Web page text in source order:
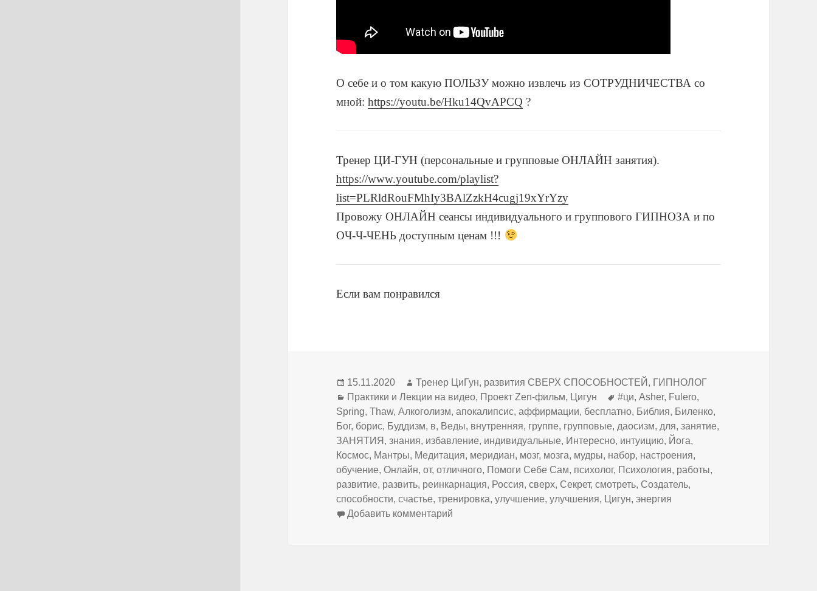
О себе и о том какую ПОЛЬЗУ можно извлечь из СОТРУДНИЧЕСТВА со
мной:https://youtu.be/Hku14QvAPCQ ?
Тренер ЦИ-ГУН (персональные и групповые ОНЛАЙН занятия).
https://www.youtube.com/playlist?
list=PLRldRouFMhIy3BAlZzkH4cugj19xYrYzy
Провожу ОНЛАЙН сеансы индивидуального и группового ГИПНОЗА и по
ОЧ-Ч-ЧЕНЬ доступным ценам !!!
Если вам понравился
Опубликовано
15.11.2020 Автор
Тренер ЦиГун, развития СВЕРХ СПОСОБНОСТЕЙ, ГИПНОЛОГ
Рубрики
Практики и Лекции на видео, Проект Zen-фильм, Цигун Метки
#ци,Asher, Fulero,
Spring,Thaw,Алкоголизм,апокалипсис,аффирмации, бесплатно, Библия, Биленко,
Бог, борис, Буддизм, в, Веды, внутренняя, группе, групповые, даосизм, для,занятие,
ЗАНЯТИЯ ,знания, избавление, индивидуальные, Интересно, интуицию, Йога,
Космос, Мантры, Медитация, меридиан, мозг, мозга, мудры, набор, настроения,
обучение,Онлайн,от,отличного, Помоги Себе Сам, психолог, Психология, работы,
развитие, развить, реинкарнация, Россия,сверх, Секрет,смотреть, Создатель,
способности,счастье,тренировка,улучшение,улучшения, Цигун,энергия
Добавить комментарий